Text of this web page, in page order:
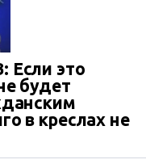
Если это
будет
в креслах не